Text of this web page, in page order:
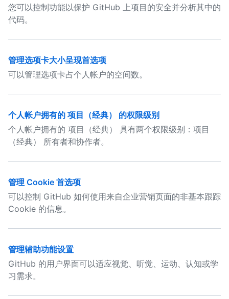
您可以控制功能以保护 GitHub 上项目的安全并分析其中的
代码。
管理选项卡大小呈现首选项
可以管理选项卡占个人帐户的空间数。
个人帐户拥有的 项目（经典） 的权限级别
个人帐户拥有的 项目（经典） 具有两个权限级别：项目
（经典） 所有者和协作者。
管理 Cookie 首选项
可以控制 GitHub 如何使用来自企业营销页面的非基本跟踪
Cookie 的信息。
管理辅助功能设置
GitHub 的用户界面可以适应视觉、听觉、运动、认知或学
习需求。